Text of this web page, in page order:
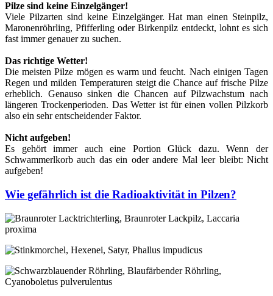
Pilze sind keine Einzelgänger!
Viele Pilzarten sind keine Einzelgänger. Hat man einen Steinpilz,
Maronenröhrling, Pfifferling oder Birkenpilz entdeckt, lohnt es sich
fast immer genauer zu suchen.
Das richtige Wetter!
Die meisten Pilze mögen es warm und feucht. Nach einigen Tagen
Regen und milden Temperaturen steigt die Chance auf frische Pilze
erheblich. Genauso sinken die Chancen auf Pilzwachstum nach
längeren Trockenperioden. Das Wetter ist für einen vollen Pilzkorb
also ein sehr entscheidender Faktor.
Nicht aufgeben!
Es gehört immer auch eine Portion Glück dazu. Wenn der
Schwammerlkorb auch das ein oder andere Mal leer bleibt: Nicht
aufgeben!
Wie gefährlich ist die Radioaktivität in Pilzen?